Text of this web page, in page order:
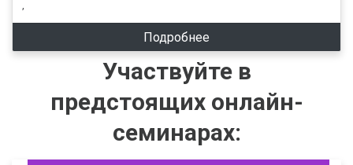
Подробнее
Участвуйте в
предстоящих онлайн-
семинарах: